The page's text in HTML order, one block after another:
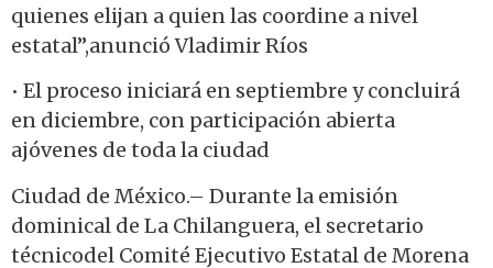
quienes elijan a quien las coordine a nivel
estatal”,anunció Vladimir Ríos
• El proceso iniciará en septiembre y concluirá
en diciembre, con participación abierta
ajóvenes de toda la ciudad
Ciudad de México.– Durante la emisión
dominical de La Chilanguera, el secretario
técnicodel Comité Ejecutivo Estatal de Morena